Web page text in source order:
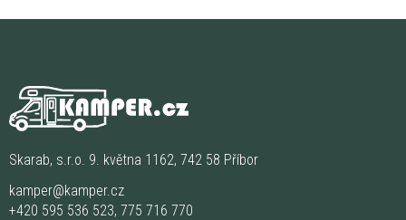
Skarab, s.r.o. 9. května 1162, 742 58 Příbor
kamper@kamper.cz
+420 595 536 523, 775 716 770